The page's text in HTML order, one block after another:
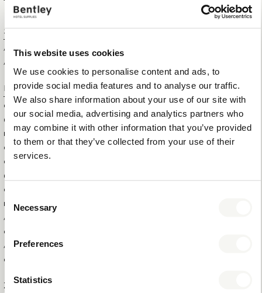
This website uses cookies
We use cookies to personalise content and ads, to
provide social media features and to analyse our traffic.
We also share information about your use of our site with
our social media, advertising and analytics partners who
may combine it with other information that you’ve provided
to them or that they’ve collected from your use of their
services.
Selection
Necessary
Preferences
Statistics
Spezifikationen
ARTIKELGRÖSSE (B X T X H)
20 X 10 X 3 CM
ARTIKELNETTOGEWICHT
Logistische Informationen
GRÖSSE DER SHOWBOX (
BXTXH)
24 X 13 X 6,5 CM
HS CODE
GEWICHT DER SHOWBOX
GRÖSSE DER AUSSENBOX (B
XTXH)
GEWICHT DER AUSSENBOX
BRUTTOGEWICHT DES
ARTIKELS
GESAMTMENGE IN DER
AUSSENBOX
GESAMTMENGE PRO PALETTE
Zusatzinformation